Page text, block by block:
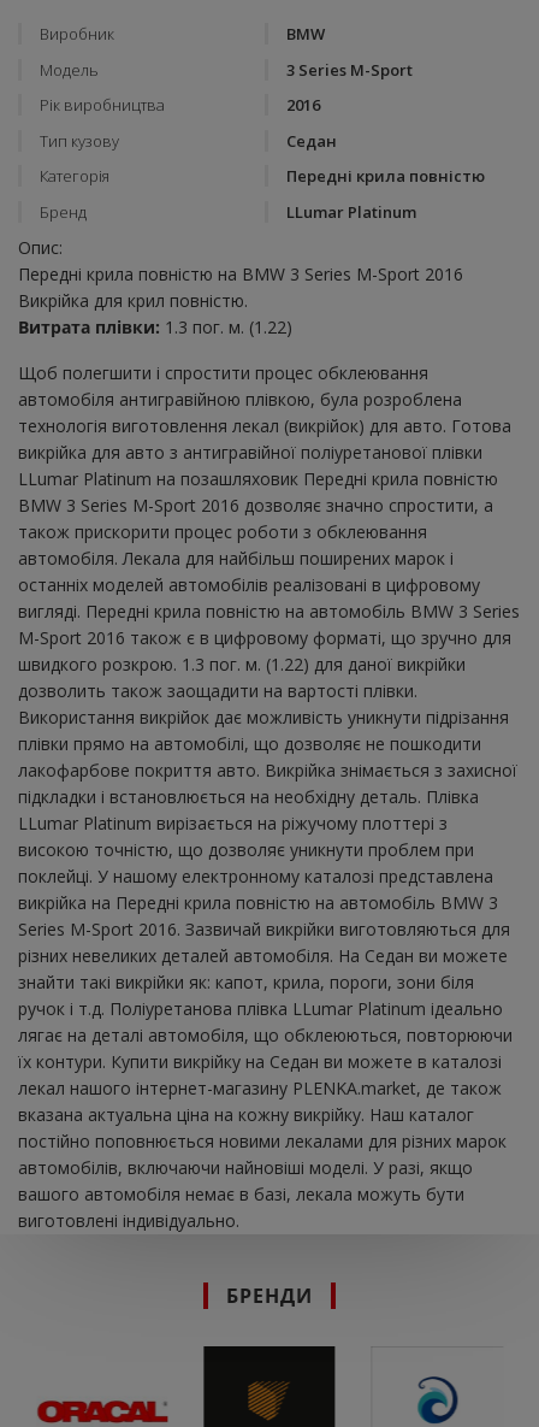
Виробник
BMW
Модель
3 Series M-Sport
Рік виробництва
2016
Тип кузову
Седан
Категорія
Передні крила повністю
Бренд
LLumar Platinum
Опис:
Передні крила повністю на BMW 3 Series M-Sport 2016
Викрійка для крил повністю.
Витрата плівки: 1.3 пог. м. (1.22)
Щоб полегшити і спростити процес обклеювання
автомобіля антигравійною плівкою, була розроблена
технологія виготовлення лекал (викрійок) для авто. Готова
викрійка для авто з антигравійної поліуретанової плівки
LLumar Platinum на позашляховик Передні крила повністю
BMW 3 Series M-Sport 2016 дозволяє значно спростити, а
також прискорити процес роботи з обклеювання
автомобіля. Лекала для найбільш поширених марок і
останніх моделей автомобілів реалізовані в цифровому
вигляді. Передні крила повністю на автомобіль BMW 3 Series
M-Sport 2016 також є в цифровому форматі, що зручно для
швидкого розкрою. 1.3 пог. м. (1.22) для даної викрійки
дозволить також заощадити на вартості плівки.
Використання викрійок дає можливість уникнути підрізання
плівки прямо на автомобілі, що дозволяє не пошкодити
лакофарбове покриття авто. Викрійка знімається з захисної
підкладки і встановлюється на необхідну деталь. Плівка
LLumar Platinum вирізається на ріжучому плоттері з
високою точністю, що дозволяє уникнути проблем при
поклейці. У нашому електронному каталозі представлена ​​
викрійка на Передні крила повністю на автомобіль BMW 3
Series M-Sport 2016. Зазвичай викрійки виготовляються для
різних невеликих деталей автомобіля. На Седан ви можете
знайти такі викрійки як: капот, крила, пороги, зони біля
ручок і т.д. Поліуретанова плівка LLumar Platinum ідеально
лягає на деталі автомобіля, що обклеюються, повторюючи
їх контури. Купити викрійку на Седан ви можете в каталозі
лекал нашого інтернет-магазину PLENKA.market, де також
вказана актуальна ціна на кожну викрійку. Наш каталог
постійно поповнюється новими лекалами для різних марок
автомобілів, включаючи найновіші моделі. У разі, якщо
вашого автомобіля немає в базі, лекала можуть бути
виготовлені індивідуально.
БРЕНДИ